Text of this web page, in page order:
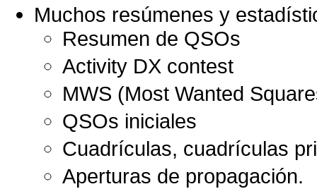
Muchos resúmenes y
Resumen de QSOs
Activity DX contest
MWS (Most Wanted
QSOs iniciales
Cuadrículas, cuadrículas
Aperturas de propagación.